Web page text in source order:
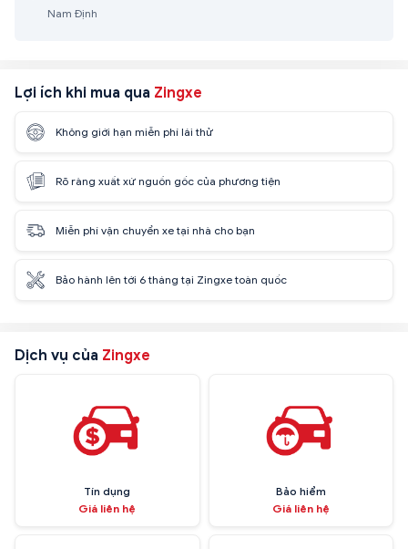
Nam Định
Lợi ích khi mua qua Zingxe
Không giới hạn miễn phí lái thử
Rõ ràng xuất xứ nguồn gốc của phương tiện
Miễn phí vận chuyển xe tại nhà cho bạn
Bảo hành lên tới 6 tháng tại Zingxe toàn quốc
Dịch vụ của Zingxe
Tín dụng
Giá liên hệ
Bảo hiểm
Giá liên hệ